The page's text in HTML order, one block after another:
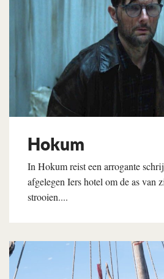
Hokum
In Hokum reist een arrogante
afgelegen Iers hotel om de as van
strooien....
Lees verder